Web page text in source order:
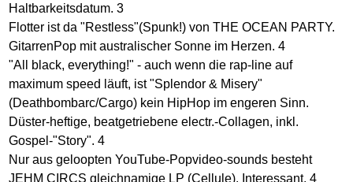
Haltbarkeitsdatum. 3
Flotter ist da "Restless"(Spunk!) von THE OCEAN PARTY.
GitarrenPop mit australischer Sonne im Herzen. 4
"All black, everything!" - auch wenn die rap-line auf
maximum speed läuft, ist "Splendor & Misery"
(Deathbombarc/Cargo) kein HipHop im engeren Sinn.
Düster-heftige, beatgetriebene electr.-Collagen, inkl.
Gospel-"Story". 4
Nur aus geloopten YouTube-Popvideo-sounds besteht
JEHM CIRCS gleichnamige LP (Cellule). Interessant. 4